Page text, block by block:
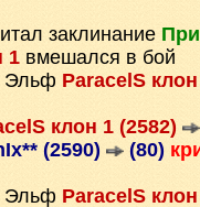
заклинание
1 вмешался в бой
Эльф ParacelS
клон 1 (2582)
(2590) (80)
Эльф ParacelS